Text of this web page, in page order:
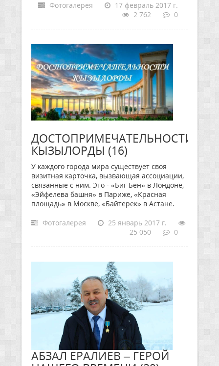
Фотогалерея
17 февраль 2017 г.
2 762
0
ДОСТОПРИМЕЧАТЕЛЬНОСТИ
КЫЗЫЛОРДЫ (16)
У каждого города мира существует своя
визитная карточка, вызвающая ассоциации,
связанные с ним. Это - «Биг Бен» в Лондоне,
«Эйфелева башня» в Париже, «Красная
площадь» в Москве, «Байтерек» в Астане.
Фотогалерея
25 январь 2017 г.
25 050
0
АБЗАЛ ЕРАЛИЕВ – ГЕРОЙ